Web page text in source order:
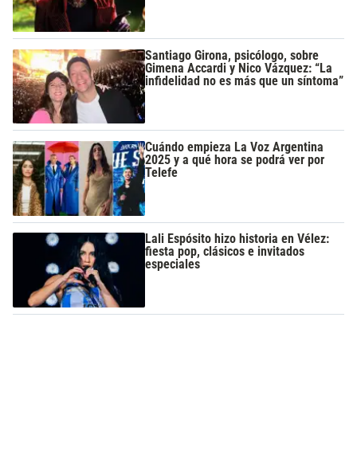
Santiago Girona, psicólogo, sobre
Gimena Accardi y Nico Vázquez: “La
infidelidad no es más que un síntoma”
Cuándo empieza La Voz Argentina
2025 y a qué hora se podrá ver por
Telefe
Lali Espósito hizo historia en Vélez:
fiesta pop, clásicos e invitados
especiales